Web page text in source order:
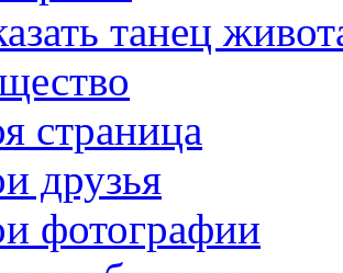
танец
страница
друзья
фотографии